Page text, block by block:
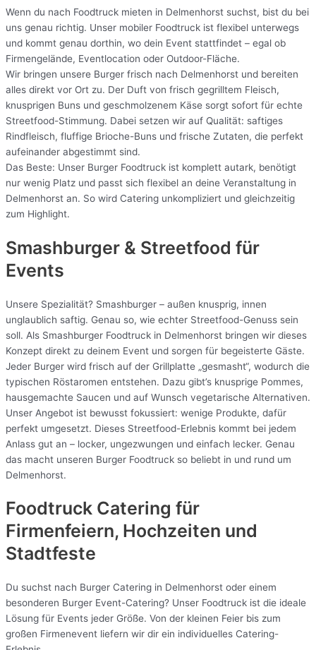
Wenn du nach Foodtruck mieten in Delmenhorst suchst, bist du bei
uns genau richtig. Unser mobiler Foodtruck ist flexibel unterwegs
und kommt genau dorthin, wo dein Event stattfindet – egal ob
Firmengelände, Eventlocation oder Outdoor-Fläche.
Wir bringen unsere Burger frisch nach Delmenhorst und bereiten
alles direkt vor Ort zu. Der Duft von frisch gegrilltem Fleisch,
knusprigen Buns und geschmolzenem Käse sorgt sofort für echte
Streetfood-Stimmung. Dabei setzen wir auf Qualität: saftiges
Rindfleisch, fluffige Brioche-Buns und frische Zutaten, die perfekt
aufeinander abgestimmt sind.
Das Beste: Unser Burger Foodtruck ist komplett autark, benötigt
nur wenig Platz und passt sich flexibel an deine Veranstaltung in
Delmenhorst an. So wird Catering unkompliziert und gleichzeitig
zum Highlight.
Smashburger & Streetfood für
Events
Unsere Spezialität? Smashburger – außen knusprig, innen
unglaublich saftig. Genau so, wie echter Streetfood-Genuss sein
soll. Als Smashburger Foodtruck in Delmenhorst bringen wir dieses
Konzept direkt zu deinem Event und sorgen für begeisterte Gäste.
Jeder Burger wird frisch auf der Grillplatte „gesmasht“, wodurch die
typischen Röstaromen entstehen. Dazu gibt’s knusprige Pommes,
hausgemachte Saucen und auf Wunsch vegetarische Alternativen.
Unser Angebot ist bewusst fokussiert: wenige Produkte, dafür
perfekt umgesetzt. Dieses Streetfood-Erlebnis kommt bei jedem
Anlass gut an – locker, ungezwungen und einfach lecker. Genau
das macht unseren Burger Foodtruck so beliebt in und rund um
Delmenhorst.
Foodtruck Catering für
Firmenfeiern, Hochzeiten und
Stadtfeste
Du suchst nach Burger Catering in Delmenhorst oder einem
besonderen Burger Event-Catering? Unser Foodtruck ist die ideale
Lösung für Events jeder Größe. Von der kleinen Feier bis zum
großen Firmenevent liefern wir dir ein individuelles Catering-